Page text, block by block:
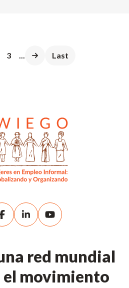
3 ... Last
red mundial
el movimiento